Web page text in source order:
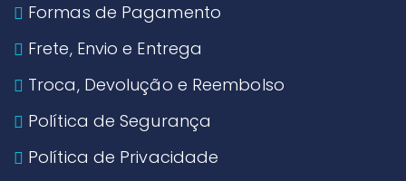
Formas de Pagamento
Frete, Envio e Entrega
Troca, Devolução e Reembolso
Política de Segurança
Política de Privacidade